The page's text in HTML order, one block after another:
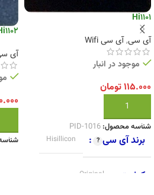
Hi1101
آی سی,آی سی Wifi
موجود در انبار
۱۱۵.۰۰۰تومان
افزودن به سبد خرید
شناسه محصول: PID-1016
برند آی سی Hisillicon
کیفیت Original
آی